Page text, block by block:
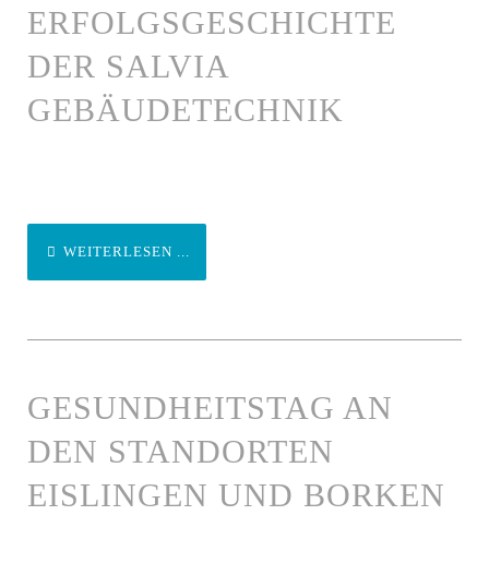
ERFOLGSGESCHICHTE
DER SALVIA
GEBÄUDETECHNIK
WEITERLESEN ...
GESUNDHEITSTAG AN
DEN STANDORTEN
EISLINGEN UND BORKEN